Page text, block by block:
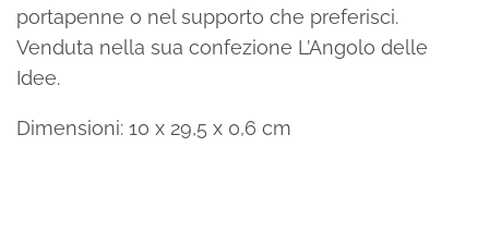
portapenne o nel supporto che preferisci.
Venduta nella sua confezione L’Angolo delle
Idee.
Dimensioni: 10 x 29,5 x 0,6 cm